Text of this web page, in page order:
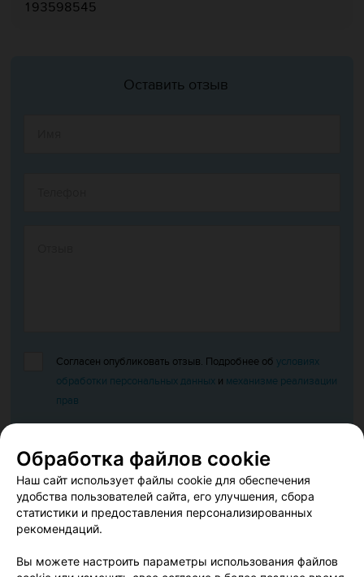
193598545
Оставить отзыв
Согласен опубликовать отзыв. Подробнее обусловиях
обработки персональных данных и механизме реализации
прав
Добавить отзыв
Нажимая кнопку «Добавить отзыв», вы принимаетеусловия
Пользовательского соглашения
Обработка файлов cookie
Наш сайт использует файлы cookie для обеспечения
удобства пользователей сайта, его улучшения, сбора
статистики и предоставления персонализированных
рекомендаций.
Вы можете настроить параметры использования файлов